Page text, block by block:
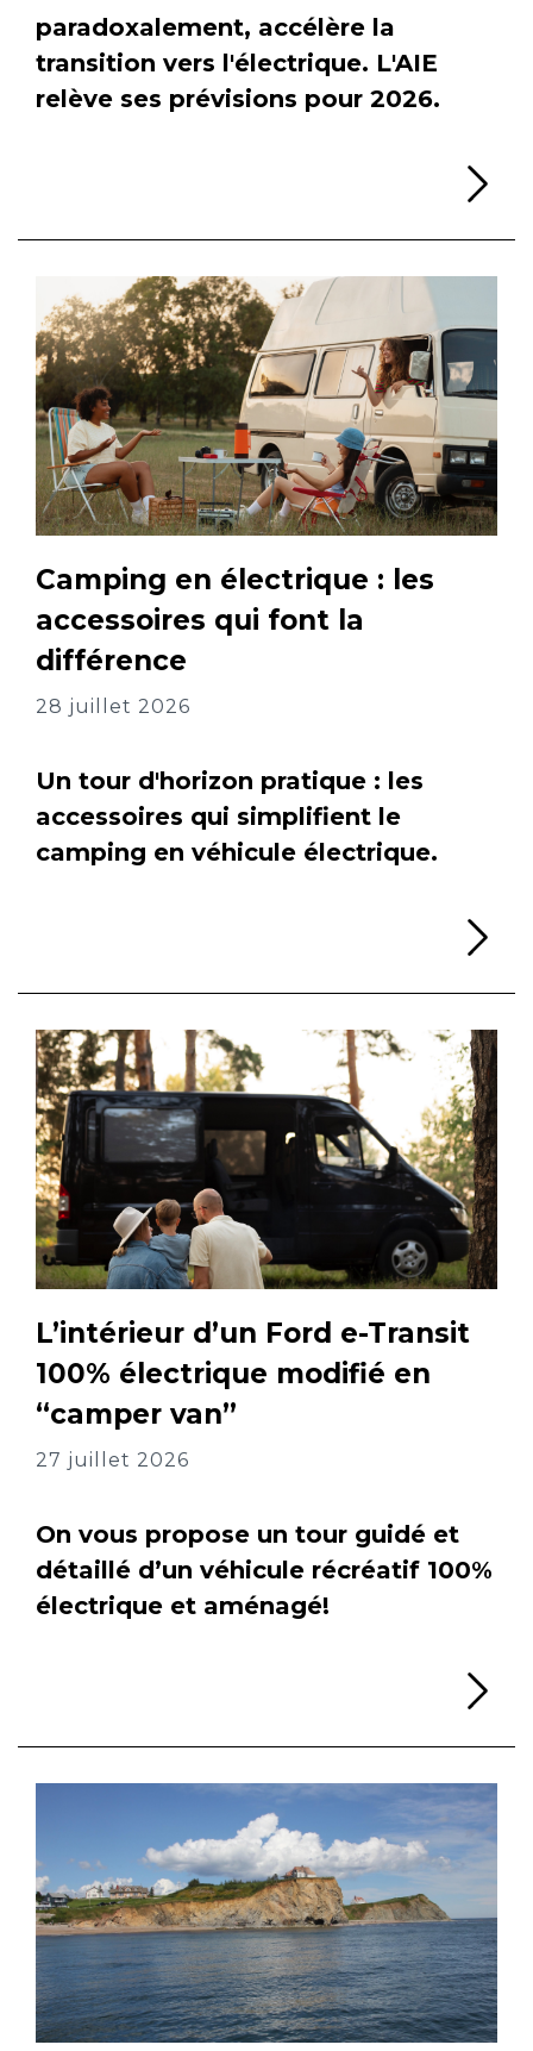
paradoxalement, accélère la
transition vers l'électrique. L'AIE
relève ses prévisions pour 2026.
Camping en électrique : les
accessoires qui font la
différence
28 juillet 2026
Un tour d'horizon pratique : les
accessoires qui simplifient le
camping en véhicule électrique.
L’intérieur d’un Ford e-Transit
100% électrique modifié en
“camper van”
27 juillet 2026
On vous propose un tour guidé et
détaillé d’un véhicule récréatif 100%
électrique et aménagé!